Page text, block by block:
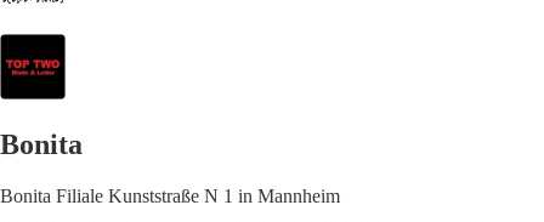
Bonita
Bonita Filiale Kunststraße N 1 in Mannheim